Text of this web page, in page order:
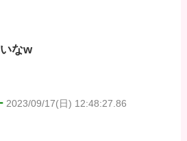
なw
2023/09/17(日) 12:48:27.86